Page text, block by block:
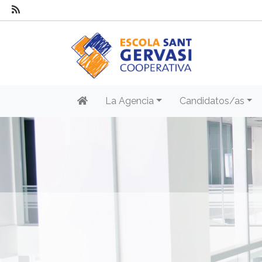
La Agencia Candidatos/as